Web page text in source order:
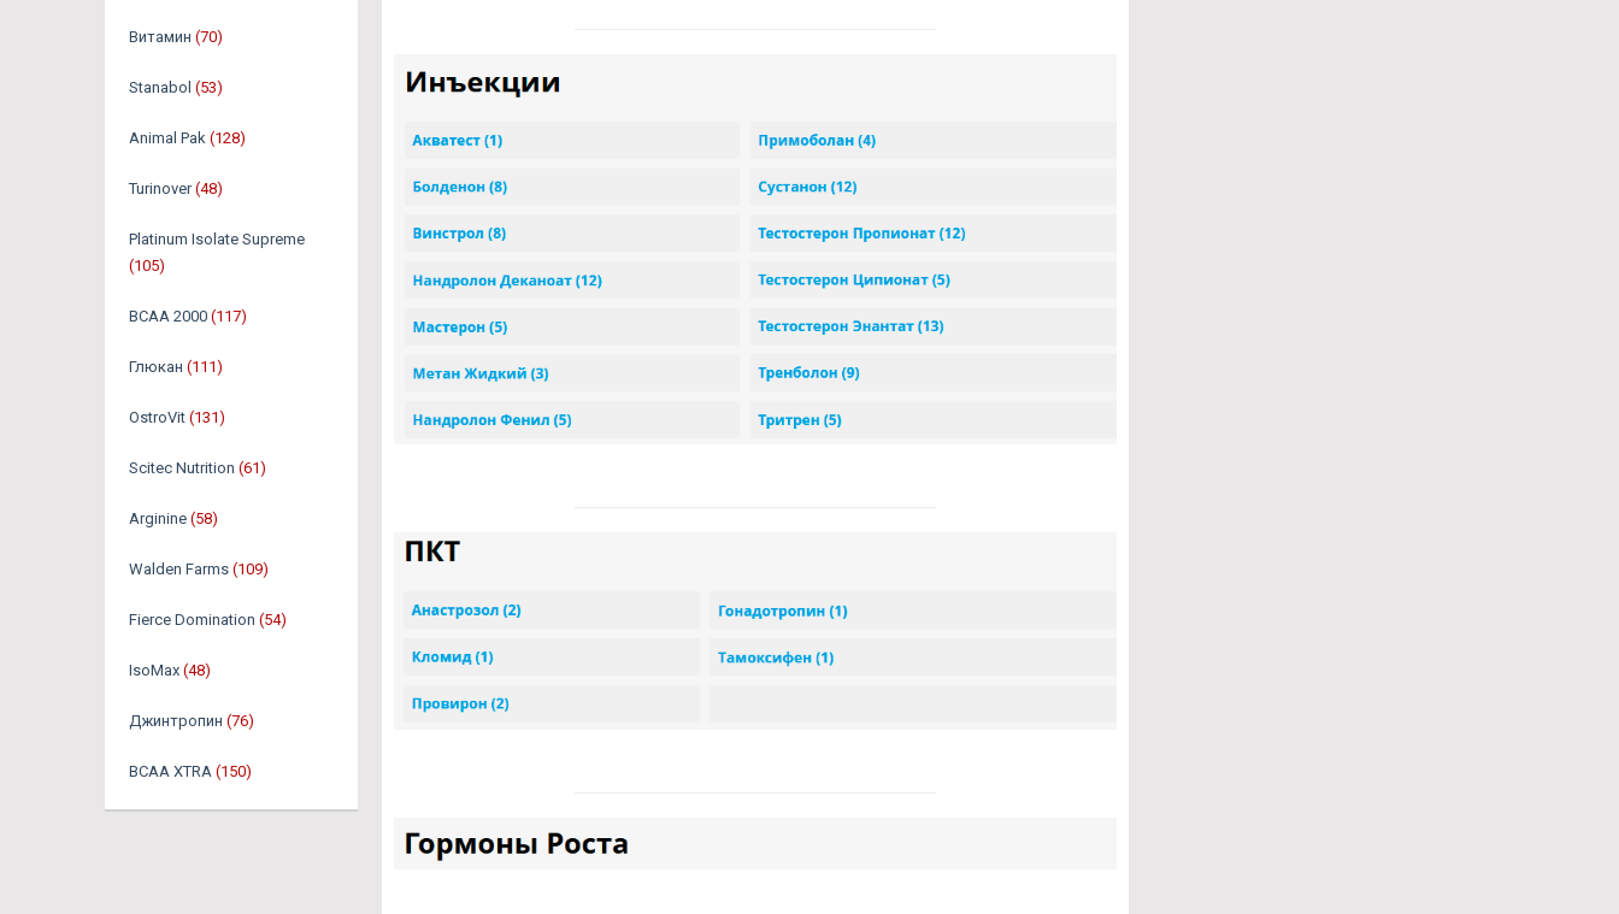
Витамин (70)
Stanabol (53)
Animal Pak (128)
Turinover (48)
Platinum Isolate Supreme
(105)
BCAA 2000 (117)
Глюкан (111)
OstroVit (131)
Scitec Nutrition (61)
Arginine (58)
Walden Farms (109)
Fierce Domination (54)
IsoMax (48)
Джинтропин (76)
BCAA XTRA (150)